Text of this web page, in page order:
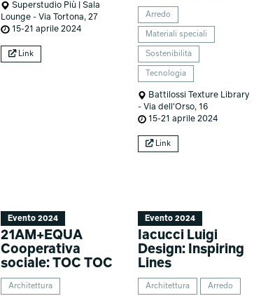
Superstudio Più | Sala
Lounge - Via Tortona, 27
15-21 aprile 2024
Link
Arredo
Materiali speciali
Sostenibilità
Tecnologia
Battilossi Texture Library
- Via dell'Orso, 16
15-21 aprile 2024
Link
Evento 2024
21AM+EQUA
Cooperativa
sociale: TOC TOC
Architettura
Evento 2024
Iacucci Luigi
Design: Inspiring
Lines
Architettura Arredo